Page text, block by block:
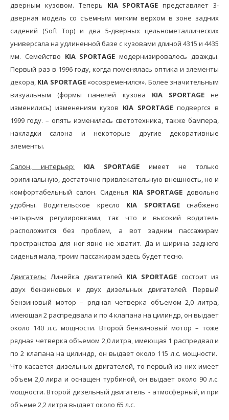
дверным кузовом. Теперь KIA SPORTAGE представляет 3-
дверная модель со съемным мягким верхом в зоне задних
сидений (Soft Top) и два 5-дверных цельнометаллических
универсала на удлиненной базе с кузовами длиной 4315 и 4435
мм. Семейство KIA SPORTAGE модернизировалось дважды.
Первый раз в 1996 году, когда поменялась оптика и элементы
декора, KIA SPORTAGE«осовременился». Более значительным
визуальным (формы панелей кузова KIA SPORTAGEне
изменились) изменениям кузов KIA SPORTAGEподвергся в
1999 году. – опять изменилась светотехника, также бампера,
накладки салона и некоторые другие декоративные
элементы.
Салон, интерьер: KIA SPORTAGE имеет не только
оригинальную, достаточно привлекательную внешность, но и
комфортабельный салон. Сиденья KIA SPORTAGE довольно
удобны. Водительское кресло KIA SPORTAGEснабжено
четырьмя регулировками, так что и высокий водитель
расположится без проблем, а вот задним пассажирам
пространства для ног явно не хватит. Да и ширина заднего
сиденья мала, троим пассажирам здесь будет тесно.
Двигатель: Линейка двигателей KIA SPORTAGE состоит из
двух бензиновых и двух дизельных двигателей. Первый
бензиновый мотор – рядная четверка объемом 2,0 литра,
имеющая 2 распредвала и по 4 клапана на цилиндр, он выдает
около 140 л.с. мощности. Второй бензиновый мотор – тоже
рядная четверка объемом 2,0 литра, имеющая 1 распредвал и
по 2 клапана на цилиндр, он выдает около 115 л.с. мощности.
Что касается дизельных двигателей, то первый из них имеет
объем 2,0 лира и оснащен турбиной, он выдает около 90 л.с.
мощности. Второй дизельный двигатель - атмосферный, и при
объеме 2,2 литра выдает около 65 л.с.